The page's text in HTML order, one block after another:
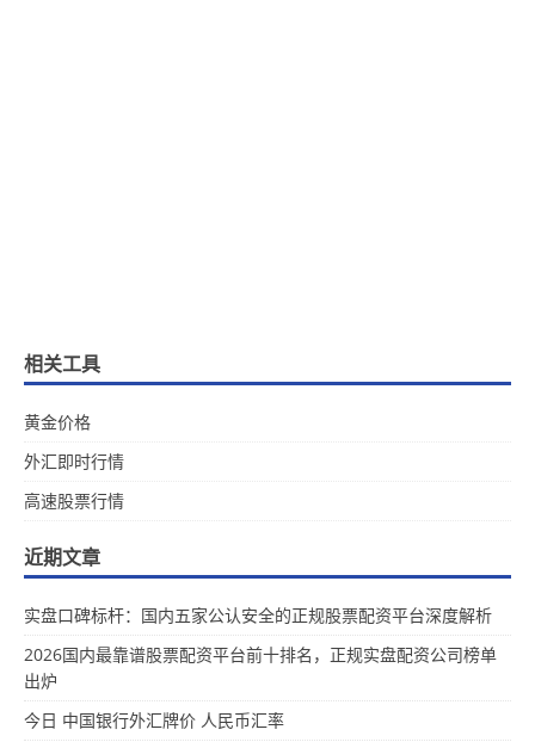
相关工具
黄金价格
外汇即时行情
高速股票行情
近期文章
实盘口碑标杆：国内五家公认安全的正规股票配资平台深度解析
2026国内最靠谱股票配资平台前十排名，正规实盘配资公司榜单
出炉
今日 中国银行外汇牌价 人民币汇率